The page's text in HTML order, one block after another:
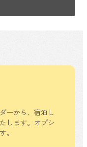
ーから、 宿泊し
します。 オプシ
。